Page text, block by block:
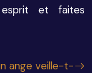
esprit et faites
ange veille-t-